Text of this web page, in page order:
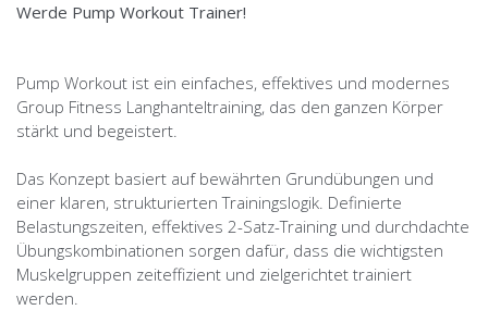
Werde Pump Workout Trainer!
Pump Workout ist ein einfaches, effektives und modernes
Group Fitness Langhanteltraining, das den ganzen Körper
stärkt und begeistert.
Das Konzept basiert auf bewährten Grundübungen und
einer klaren, strukturierten Trainingslogik. Definierte
Belastungszeiten, effektives 2-Satz-Training und durchdachte
Übungskombinationen sorgen dafür, dass die wichtigsten
Muskelgruppen zeiteffizient und zielgerichtet trainiert
werden.